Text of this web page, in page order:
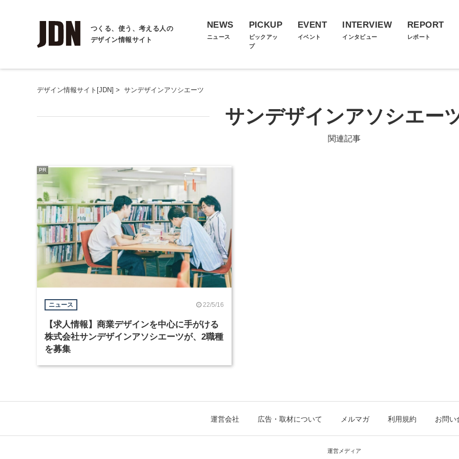
つくる、使う、考える人の
デザイン情報サイト
NEWS
ニュース
PICKUP
ピックアッ
プ
EVENT
イベント
INTERVIEW
インタビュー
REPORT
レポート
デザイン情報サイト[JDN] > サンデザインアソシエーツ
サンデザインアソシエー
関連記事
ニュース 22/5/16
【求人情報】商業デザインを中心に手がける
株式会社サンデザインアソシエーツが、2職種
を募集
PR
運営会社 広告・取材について メルマガ 利用規約 お問い
運営メディア